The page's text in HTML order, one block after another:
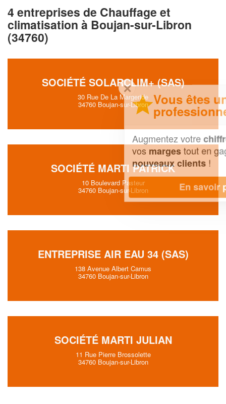
4 entreprises de Chauffage et
climatisation à Boujan-sur-Libron
(34760)
SOCIÉTÉ SOLARCLIM+ (SAS)
30 Rue De La Margeride
34760 Boujan-sur-Libron
SOCIÉTÉ MARTI PATRICK
10 Boulevard Pasteur
34760 Boujan-sur-Libron
ENTREPRISE AIR EAU 34 (SAS)
138 Avenue Albert Camus
34760 Boujan-sur-Libron
SOCIÉTÉ MARTI JULIAN
11 Rue Pierre Brossolette
34760 Boujan-sur-Libron
✕
Vous êtes un
professionnel ?
Augmentez votrechiffre d'affaireset
tout en gagnant de
nouveaux clients!
En savoir plus